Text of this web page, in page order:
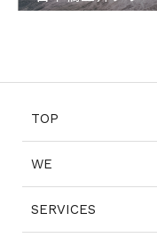
TOP
WE
SERVICES